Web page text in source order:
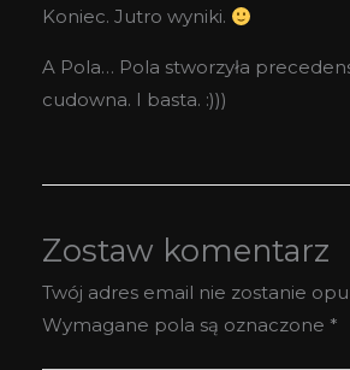
Koniec. Jutro wyniki.
A Pola… Pola stworzyła
cudowna. I basta. :)))
Zostaw komentarz
Twój adres email nie zostanie
Wymagane pola są oznaczone *